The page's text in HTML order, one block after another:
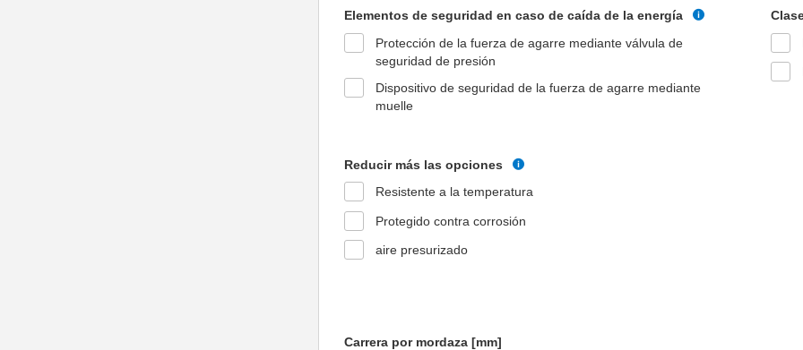
Elementos de seguridad en caso de caída de la energía
Protección de la fuerza de agarre mediante válvula de
seguridad de presión
Dispositivo de seguridad de la fuerza de agarre mediante
muelle
Reducir más las opciones
Resistente a la temperatura
Protegido contra corrosión
aire presurizado
Carrera por mordaza [mm]